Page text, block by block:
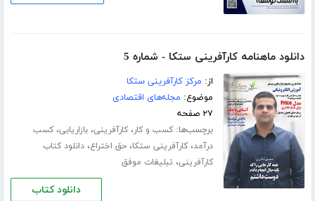
دانلود ماهنامه کارآفرینی ستکا - شماره 5
از: مرکز کارآفرینی ستکا
موضوع: مجله‌های اقتصادی
۲۷ صفحه
برچسب‌ها:کسب و کار،کارآفرینی،بازاریابی،کسب
درآمد،کارآفرینی ستکا،حق اختراع،دانلود کتاب
کارآفرینی، تبلیغات موفق
دانلود کتاب